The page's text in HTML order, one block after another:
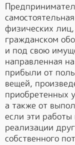
физических
гражданском
и под свою
направленная
прибыли от
вещей,
приобретенных
а также от
если эти
реализации
собственного